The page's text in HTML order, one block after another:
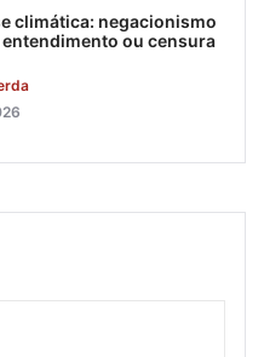
climática: negacionismo
ou censura